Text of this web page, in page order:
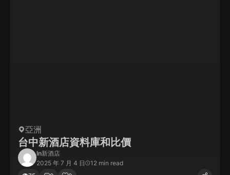
亞洲
台中新酒店資料庫和比價
In新酒店
2025 年 7 月 4 日
12 min read